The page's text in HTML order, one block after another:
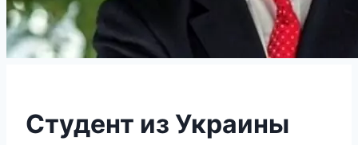
Студент из Украины